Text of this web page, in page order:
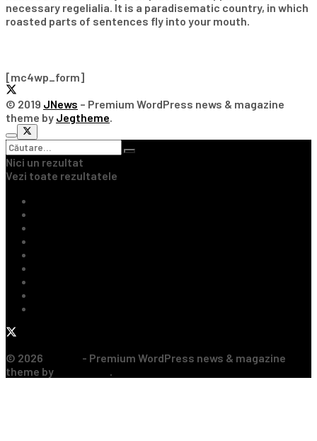
necessary regelialia. It is a paradisematic country, in which
roasted parts of sentences fly into your mouth.
[mc4wp_form]
© 2019 JNews – Premium WordPress news & magazine
theme by Jegtheme.
Nici un rezultat
Vezi toate rezultatele
© 2026
- Premium WordPress news & magazine
theme by
.